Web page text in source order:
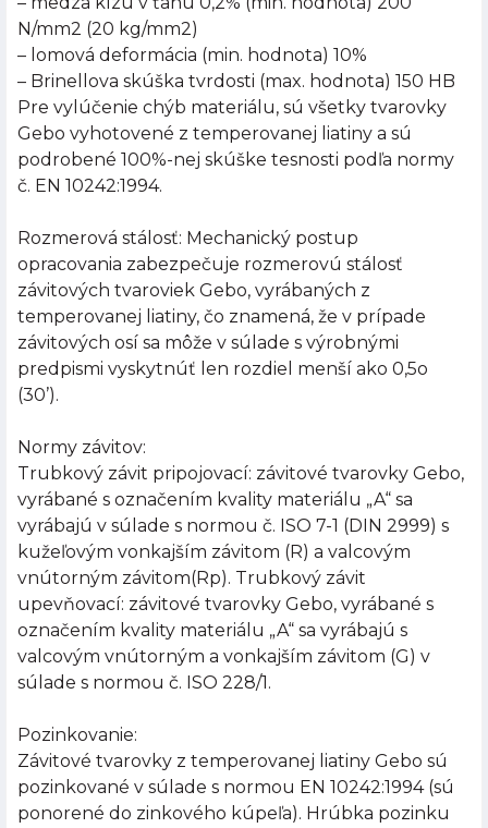
N/mm2 (20 kg/mm2)
– lomová deformácia (min. hodnota) 10%
– Brinellova skúška tvrdosti (max. hodnota) 150 HB
Pre vylúčenie chýb materiálu, sú všetky tvarovky
Gebo vyhotovené z temperovanej liatiny a sú
podrobené 100%-nej skúške tesnosti podľa normy
č. EN 10242:1994.
Rozmerová stálosť: Mechanický postup
opracovania zabezpečuje rozmerovú stálosť
závitových tvaroviek Gebo, vyrábaných z
temperovanej liatiny, čo znamená, že v prípade
závitových osí sa môže v súlade s výrobnými
predpismi vyskytnúť len rozdiel menší ako 0,5o
(30’).
Normy závitov:
Trubkový závit pripojovací: závitové tvarovky Gebo,
vyrábané s označením kvality materiálu „A“ sa
vyrábajú v súlade s normou č. ISO 7-1 (DIN 2999) s
kužeľovým vonkajším závitom (R) a valcovým
vnútorným závitom(Rp). Trubkový závit
upevňovací: závitové tvarovky Gebo, vyrábané s
označením kvality materiálu „A“ sa vyrábajú s
valcovým vnútorným a vonkajším závitom (G) v
súlade s normou č. ISO 228/1.
Pozinkovanie:
Závitové tvarovky z temperovanej liatiny Gebo sú
pozinkované v súlade s normou EN 10242:1994 (sú
ponorené do zinkového kúpeľa). Hrúbka pozinku